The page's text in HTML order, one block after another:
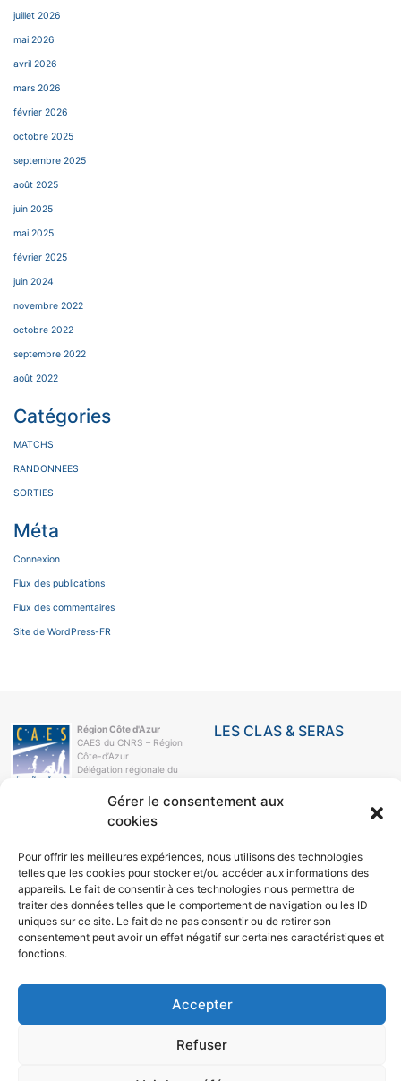
Gérer le consentement aux
cookies
Pour offrir les meilleures expériences, nous utilisons des technologies
telles que les cookies pour stocker et/ou accéder aux informations des
appareils. Le fait de consentir à ces technologies nous permettra de
traiter des données telles que le comportement de navigation ou les ID
uniques sur ce site. Le fait de ne pas consentir ou de retirer son
consentement peut avoir un effet négatif sur certaines caractéristiques et
fonctions.
Accepter
Refuser
juillet 2026
mai 2026
avril 2026
mars 2026
février 2026
octobre 2025
septembre 2025
août 2025
juin 2025
mai 2025
février 2025
juin 2024
novembre 2022
octobre 2022
septembre 2022
août 2022
Catégories
MATCHS
RANDONNEES
SORTIES
Méta
Connexion
Flux des publications
Flux des commentaires
Site de WordPress-FR
Région Côte d'Azur
CAES du CNRS – Région
Côte-d’Azur
Délégation régionale du
Campus Azur
250, rue Albert-Einstein
CS 10269
e-mail
04 93 95 78 21
LES CLAS & SERAS
LE CAES
LE CAES MAG
LE CAES DU CNRS